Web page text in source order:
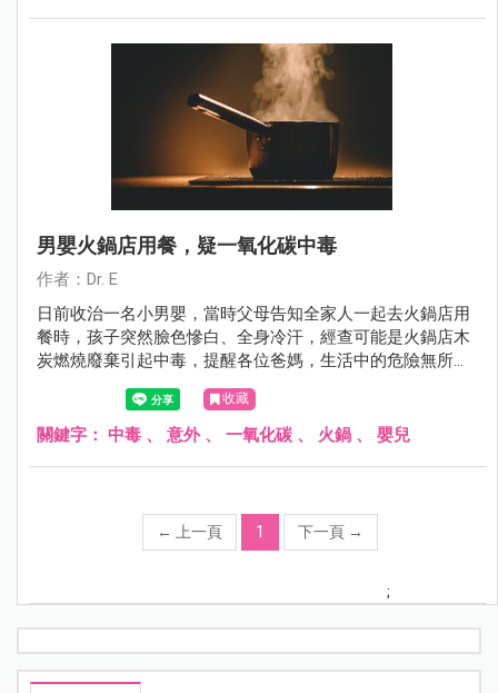
男嬰火鍋店用餐，疑一氧化碳中毒
作者：Dr. E
日前收治一名小男嬰，當時父母告知全家人一起去火鍋店用
餐時，孩子突然臉色慘白、全身冷汗，經查可能是火鍋店木
炭燃燒廢棄引起中毒，提醒各位爸媽，生活中的危險無所不
在，一定要注意外出用餐環境，減少意外發生。
收藏
關鍵字： 中毒 、 意外、 一氧化碳 、 火鍋 、 嬰兒
← 上一頁 1 下一頁 →
;